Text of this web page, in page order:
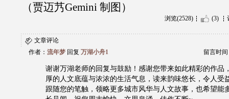
（贾迈艿Gemini 制图）
浏览(2528) (3)
文章评论
作者： 流年梦 回复 万湖小舟1 留言时间
谢谢万湖老师的回复与鼓励！感谢您带来如此精彩的作品
厚的人文底蕴与浓浓的生活气息，读来韵味悠长，令人受
跟随您的笔触，领略更多城市风华与人文故事，也希望能